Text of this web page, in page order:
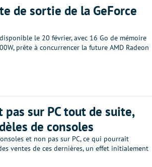
de sortie de la GeForce
le 20 février, avec 16 Go de mémoire
prête à concurrencer la future AMD Radeon
sur PC tout de suite,
de consoles
et non pas sur PC, ce qui pourrait
ventes de ces dernières, un effet initialement